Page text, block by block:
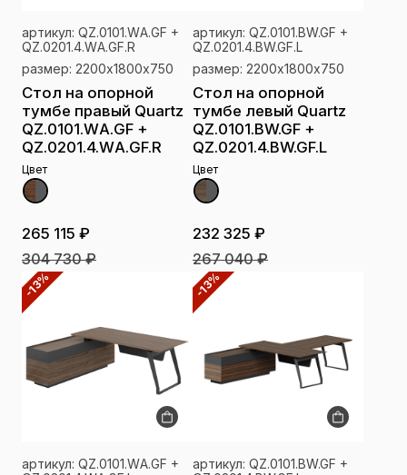
артикул: QZ.0101.WА.GF +
QZ.0201.4.WА.GF.R
размер: 2200х1800х750
Стол на опорной
тумбе правый Quartz
QZ.0101.WА.GF +
QZ.0201.4.WА.GF.R
Цвет
265 115 ₽
304 730 ₽
артикул: QZ.0101.BW.GF +
QZ.0201.4.BW.GF.L
размер: 2200х1800х750
Стол на опорной
тумбе левый Quartz
QZ.0101.BW.GF +
QZ.0201.4.BW.GF.L
Цвет
232 325 ₽
267 040 ₽
-13%
артикул: QZ.0101.WА.GF +
-13%
артикул: QZ.0101.BW.GF +